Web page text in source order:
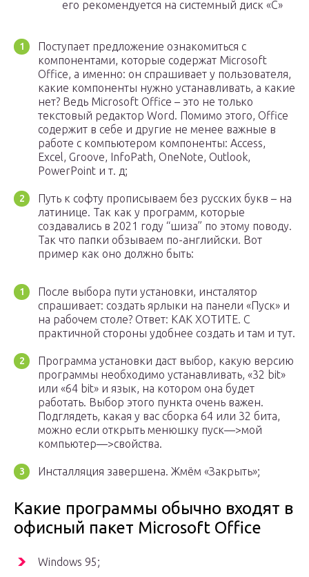
его рекомендуется на системный диск «C»
Поступает предложение ознакомиться с
компонентами, которые содержат Microsoft
Office, а именно: он спрашивает у пользователя,
какие компоненты нужно устанавливать, а какие
нет? Ведь Microsoft Office – это не только
текстовый редактор Word. Помимо этого, Office
содержит в себе и другие не менее важные в
работе с компьютером компоненты: Access,
Excel, Groove, InfoPath, OneNote, Outlook,
PowerPoint и т. д;
Путь к софту прописываем без русских букв – на
латинице. Так как у программ, которые
создавались в 2021 году “шиза” по этому поводу.
Так что папки обзываем по-английски. Вот
пример как оно должно быть:
После выбора пути установки, инсталятор
спрашивает: создать ярлыки на панели «Пуск» и
на рабочем столе? Ответ: КАК ХОТИТЕ. С
практичной стороны удобнее создать и там и тут.
Программа установки даст выбор, какую версию
программы необходимо устанавливать, «32 bit»
или «64 bit» и язык, на котором она будет
работать. Выбор этого пункта очень важен.
Подглядеть, какая у вас сборка 64 или 32 бита,
можно если открыть менюшку пуск—>мой
компьютер—>свойства.
Инсталляция завершена. Жмём «Закрыть»;
Какие программы обычно входят в
офисный пакет Microsoft Office
Windows 95;